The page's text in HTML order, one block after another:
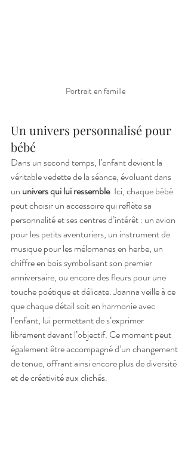
Portrait en famille
Un univers personnalisé pour
bébé
Dans un second temps, l’enfant devient la
véritable vedette de la séance, évoluant dans
un univers qui lui ressemble. Ici, chaque bébé
peut choisir un accessoire qui reflète sa
personnalité et ses centres d’intérêt : un avion
pour les petits aventuriers, un instrument de
musique pour les mélomanes en herbe, un
chiffre en bois symbolisant son premier
anniversaire, ou encore des fleurs pour une
touche poétique et délicate. Joanna veille à ce
que chaque détail soit en harmonie avec
l’enfant, lui permettant de s’exprimer
librement devant l’objectif. Ce moment peut
également être accompagné d’un changement
de tenue, offrant ainsi encore plus de diversité
et de créativité aux clichés.